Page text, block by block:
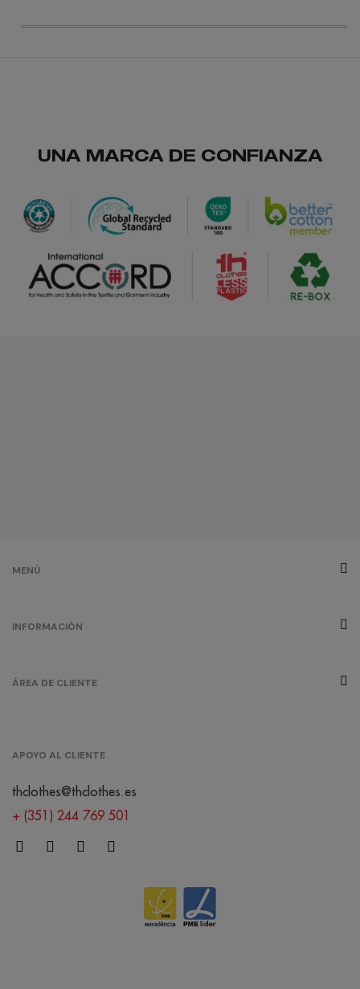
UNA MARCA DE CONFIANZA
MENÚ
INFORMACIÓN
ÁREA DE CLIENTE
APOYO AL CLIENTE
thclothes@thclothes.es
+ (351) 244 769 501